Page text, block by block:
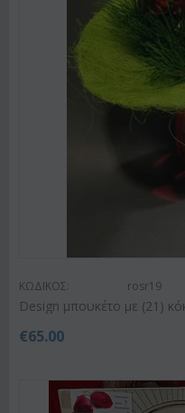
ΚΩΔΙΚΟΣ: rosr19
Design μπουκέτο με (21)
€65.00